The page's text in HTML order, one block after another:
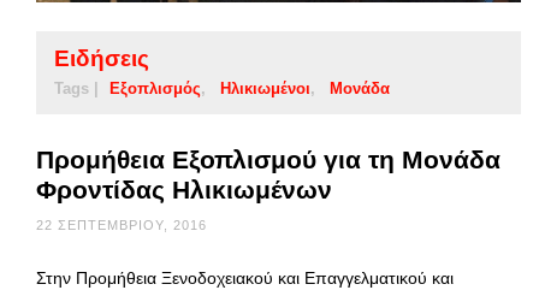
Ειδήσεις
Tags | Εξοπλισμός Ηλικιωμένοι Μονάδα
Προμήθεια Εξοπλισμού για τη Μονάδα
Φροντίδας Ηλικιωμένων
22 ΣΕΠΤΕΜΒΡΊΟΥ, 2016
Στην Προμήθεια Ξενοδοχειακού και Επαγγελματικού και